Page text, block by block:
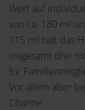
Wert auf
von ca. 180 m²
115 m² hält das
insgesamt drei
für
Vor allem aber
Charme.